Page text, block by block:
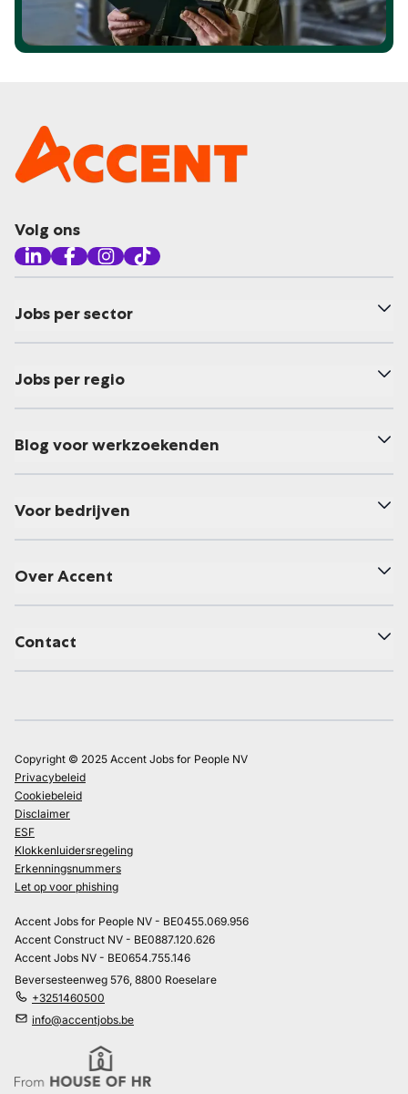
Volg ons
Jobs per sector
Jobs per regio
Blog voor werkzoekenden
Voor bedrijven
Over Accent
Contact
Copyright © 2025 Accent Jobs for People NV
Privacybeleid
Cookiebeleid
Disclaimer
ESF
Klokkenluidersregeling
Erkenningsnummers
Let op voor phishing
Accent Jobs for People NV - BE0455.069.956
Accent Construct NV - BE0887.120.626
Accent Jobs NV - BE0654.755.146
Beversesteenweg 576, 8800 Roeselare
+3251460500
info@accentjobs.be